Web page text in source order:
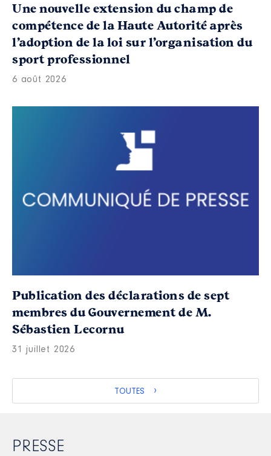
Une nouvelle extension du champ de
compétence de la Haute Autorité après
l’adoption de la loi sur l’organisation du
sport professionnel
6 août 2026
Publication des déclarations de sept
membres du Gouvernement de M.
Sébastien Lecornu
31 juillet 2026
TOUTES
PRESSE